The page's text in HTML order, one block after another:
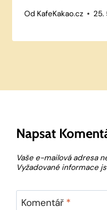
Od KafeKakao.cz 25.
Napsat
Vaše e-mailová adresa
Vyžadované informace
Komentář *